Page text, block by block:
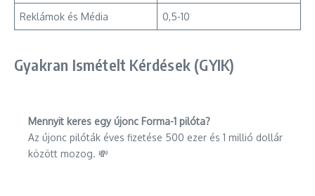
Reklámok és Média 0,5-10
Gyakran Ismételt Kérdések (GYIK)
Mennyit keres egy újonc Forma-1 pilóta?
Az újonc pilóták éves fizetése 500 ezer és 1 millió dollár
között mozog. 💸